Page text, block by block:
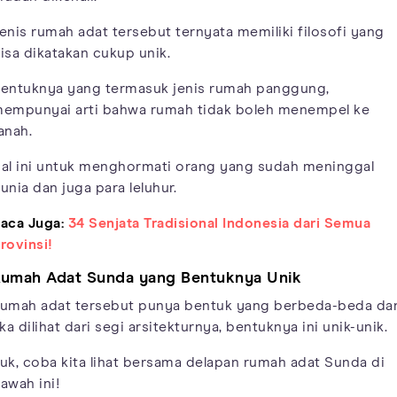
rumah adat tersebut ternyata memiliki filosofi yang
dikatakan cukup unik.
yang termasuk jenis rumah panggung,
arti bahwa rumah tidak boleh menempel ke
ini untuk menghormati orang yang sudah meninggal
dan juga para leluhur.
Juga: 34 Senjata Tradisional Indonesia dari Semua
Adat Sunda yang Bentuknya Unik
adat tersebut punya bentuk yang berbeda-beda
dilihat dari segi arsitekturnya, bentuknya ini unik-unik.
coba kita lihat bersama delapan rumah adat Sunda di
ini!